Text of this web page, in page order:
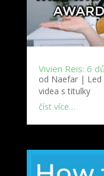
Vivien Reis: 6
od Naefar|
videa s titulky
číst více…